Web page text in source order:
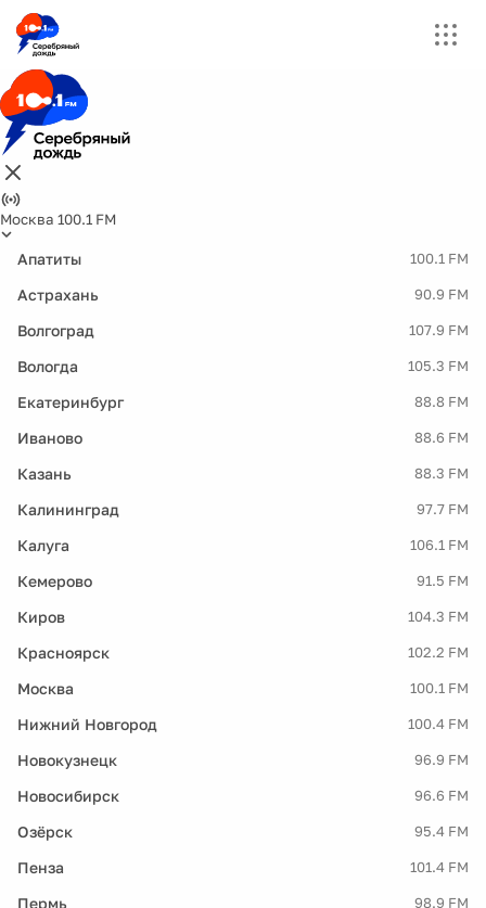
Москва 100.1 FM
Апатиты 100.1 FM
Астрахань 90.9 FM
Волгоград 107.9 FM
Вологда 105.3 FM
Екатеринбург 88.8 FM
Иваново 88.6 FM
Казань 88.3 FM
Калининград 97.7 FM
Калуга 106.1 FM
Кемерово 91.5 FM
Киров 104.3 FM
Красноярск 102.2 FM
Москва 100.1 FM
Нижний Новгород 100.4 FM
Новокузнецк 96.9 FM
Новосибирск 96.6 FM
Озёрск 95.4 FM
Пенза 101.4 FM
Пермь 98.9 FM